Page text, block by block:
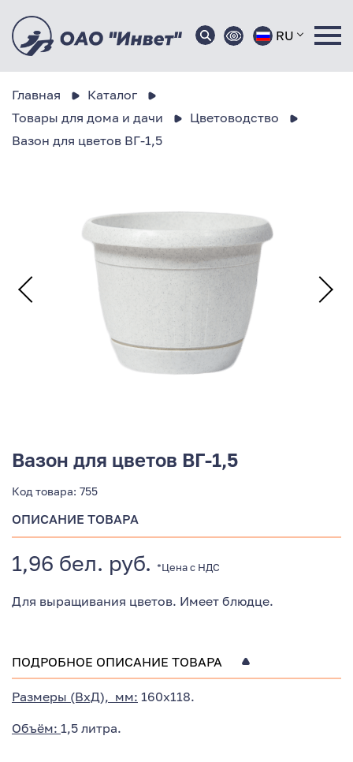
RU
Главная
Каталог
Товары для дома и дачи
Цветоводство
Вазон для цветов ВГ-1,5
Вазон для цветов ВГ-1,5
Код товара: 755
ОПИСАНИЕ ТОВАРА
1,96 бел. руб. *Цена с НДС
Для выращивания цветов. Имеет блюдце.
ПОДРОБНОЕ ОПИСАНИЕ ТОВАРА
Размеры (ВхД), мм: 160х118.
Объём: 1,5 литра.